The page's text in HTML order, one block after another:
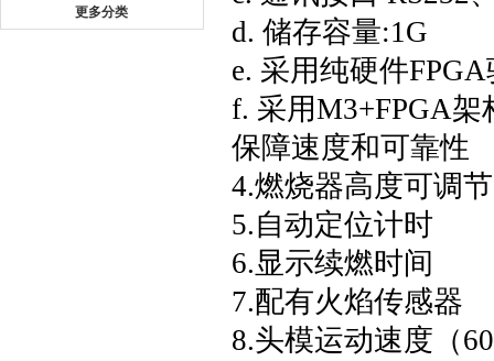
更多分类
d. 储存容量:1G
e. 采用纯硬件
f. 采用M3+FPGA
保障速度和可靠性
4.燃烧器高度可调节
5.自动定位计时
6.显示续燃时间
7.配有火焰传感器
8.头模运动速度（